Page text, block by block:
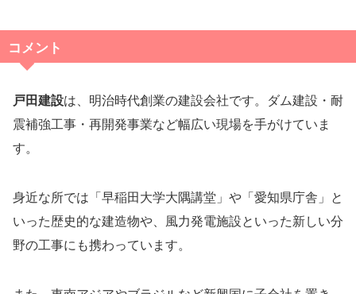
コメント
戸田建設は、明治時代創業の建設会社です。ダム建設・耐
震補強工事・再開発事業など幅広い現場を手がけていま
す。
身近な所では「早稲田大学大隅講堂」や「愛知県庁舎」と
いった歴史的な建造物や、風力発電施設といった新しい分
野の工事にも携わっています。